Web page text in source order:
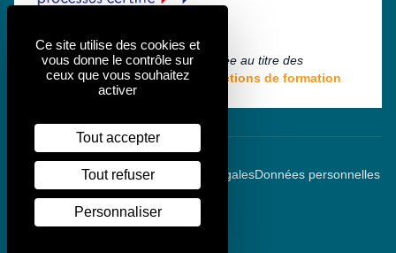
La certification qualité a été délivrée au titre des
catégories d'actions suivantes :
Actions de formation
byCom & cie : agence de communication à Chalon-
Mentions légalesDonnées personnelles
Eléments légauxGestion des cookies
Ce site utilise des cookies et
vous donne le contrôle sur
ceux que vous souhaitez
activer
Tout accepter
Tout refuser
Personnaliser